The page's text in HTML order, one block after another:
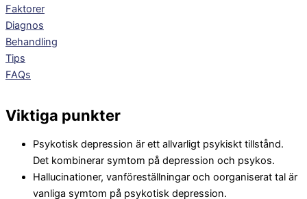
Faktorer
Diagnos
Behandling
Tips
FAQs
Viktiga punkter
Psykotisk depression är ett allvarligt psykiskt tillstånd.
Det kombinerar symtom på depression och psykos.
Hallucinationer, vanföreställningar och oorganiserat tal är
vanliga symtom på psykotisk depression.